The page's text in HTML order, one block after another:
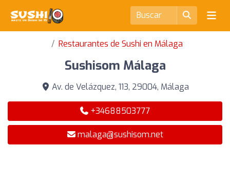
Restaurantes de Sushi en Málaga
Sushisom Málaga
Av. de Velázquez, 113, 29004, Málaga
+34688503777
malaga@sushisom.net